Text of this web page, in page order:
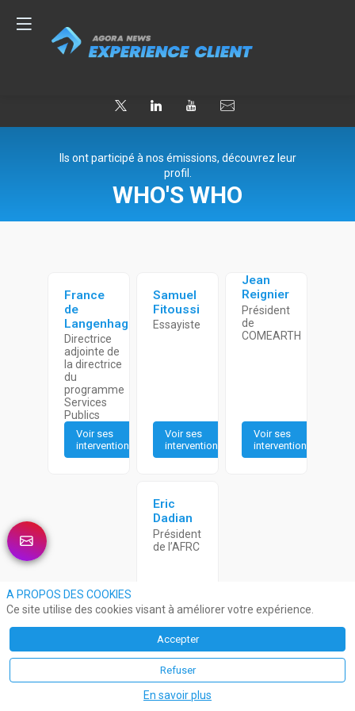
Ils ont participé à nos émissions, découvrez leur
profil.
WHO'S WHO
France
de
Langenhagen
Directrice
adjointe de
la directrice
du
programme
Services
Publics
Voir ses
interventions
Samuel
Fitoussi
Essayiste
Voir ses
interventions
Jean
Reignier
Président
de
COMEARTH
Voir ses
interventions
Eric
Dadian
Président
de l’AFRC
Voir ses
interventions
A PROPOS DES COOKIES
Ce site utilise des cookies visant à améliorer votre expérience.
Accepter
Refuser
En savoir plus